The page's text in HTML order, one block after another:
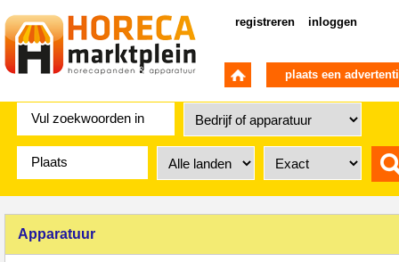
registreren inloggen
plaats een
Apparatuur